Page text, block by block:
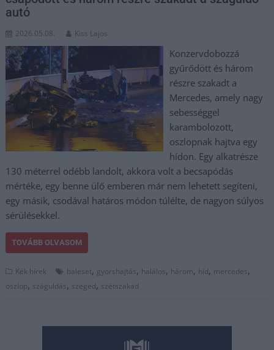
autó
2026.05.08. Kiss Lajos
Konzervdobozzá
gyűrődött és három
részre szakadt a
Mercedes, amely nagy
sebességgel
karambolozott,
oszlopnak hajtva egy
hídon. Egy alkatrésze
130 méterrel odébb landolt, akkora volt a becsapódás
mértéke, egy benne ülő emberen már nem lehetett segíteni,
egy másik, csodával határos módon túlélte, de nagyon súlyos
sérülésekkel.
TOVÁBB OLVASOM
Kék hírek baleset, gyorshajtás, halálos, három, híd, mercedes,
oszlop, száguldás, szeged, szétszakad